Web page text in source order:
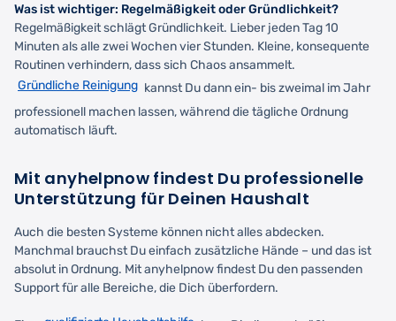
Was ist wichtiger: Regelmäßigkeit oder Gründlichkeit?
Regelmäßigkeit schlägt Gründlichkeit. Lieber jeden Tag 10
Minuten als alle zwei Wochen vier Stunden. Kleine, konsequente
Routinen verhindern, dass sich Chaos ansammelt.
Gründliche Reinigung kannst Du dann ein- bis zweimal im Jahr
professionell machen lassen, während die tägliche Ordnung
automatisch läuft.
Mit anyhelpnow findest Du professionelle
Unterstützung für Deinen Haushalt
Auch die besten Systeme können nicht alles abdecken.
Manchmal brauchst Du einfach zusätzliche Hände – und das ist
absolut in Ordnung. Mit anyhelpnow findest Du den passenden
Support für alle Bereiche, die Dich überfordern.